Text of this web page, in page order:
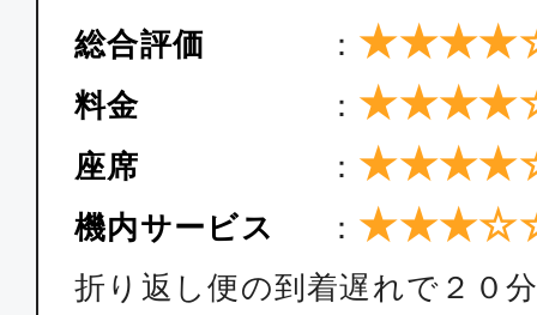
総合評価
：
料金 ：
座席 ：
機内サービス ：
折り返し便の到着遅れで２０